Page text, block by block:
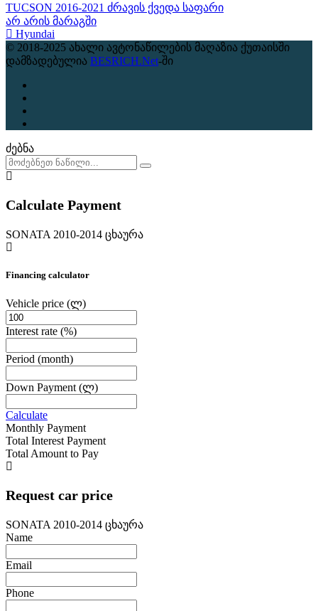
TUCSON 2016-2021 ძრავის ქვედა საფარი
არ არის მარაგში
Hyundai
© 2018-2025 ახალი ავტონაწილების მაღაზია ქუთაისში
დამზადებულია BESRICH.Net-ში
ძებნა
Calculate Payment
SONATA 2010-2014 ცხაურა
Financing calculator
Vehicle price (ლ)
Interest rate (%)
Period (month)
Down Payment (ლ)
Calculate
Monthly Payment
Total Interest Payment
Total Amount to Pay
Request car price
SONATA 2010-2014 ცხაურა
Name
Email
Phone